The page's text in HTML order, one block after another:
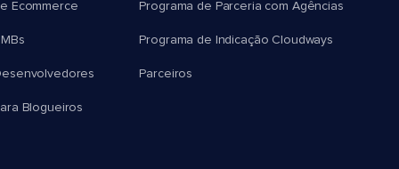
Ecommerce
Blogueiros
Programa de Parceria com Agências
Programa de Indicação Cloudways
Parceiros